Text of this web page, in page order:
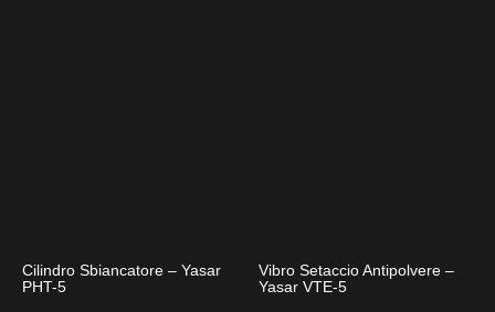
Cilindro Sbiancatore – Yasar
PHT-5
Vibro Setaccio Antipolvere –
Yasar VTE-5